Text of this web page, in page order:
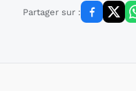
Partager sur :